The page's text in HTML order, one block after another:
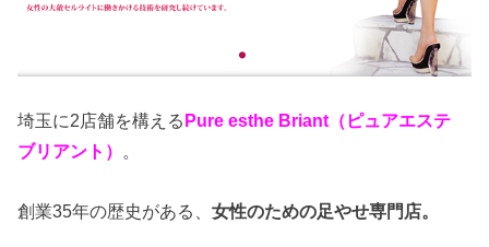
埼玉に2店舗を構えるPure esthe Briant（ピュアエステ
ブリアント） 。
創業35年の歴史がある、女性のための足やせ専門店。